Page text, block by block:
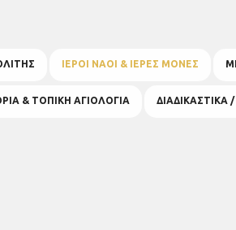
ΙΕΡΟΙ ΝΑΟΙ & ΙΕΡΕΣ ΜΟΝΕΣ
& ΤΟΠΙΚΗ ΑΓΙΟΛΟΓΙΑ ΔΙΑΔΙΚΑΣΤΙΚΑ